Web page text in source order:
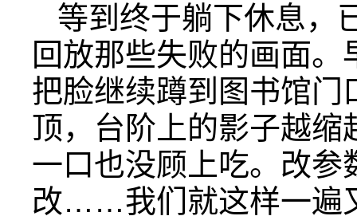
等到终于躺下休息，
回放那些失败的画面
把脸继续蹲到图书馆门
顶，台阶上的影子越缩
一口也没顾上吃。改参
改……我们就这样一遍